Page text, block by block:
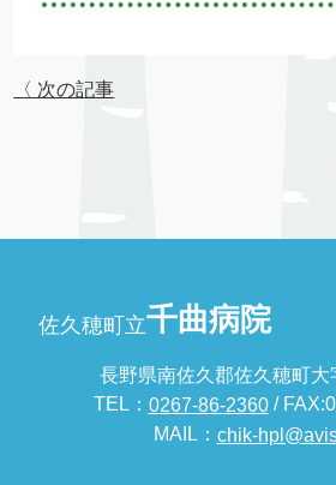
〈 次の記事
佐久穂町立千曲病院
長野県南佐久郡佐久穂町大
TEL： 0267-86-2360/
MAIL： chik-